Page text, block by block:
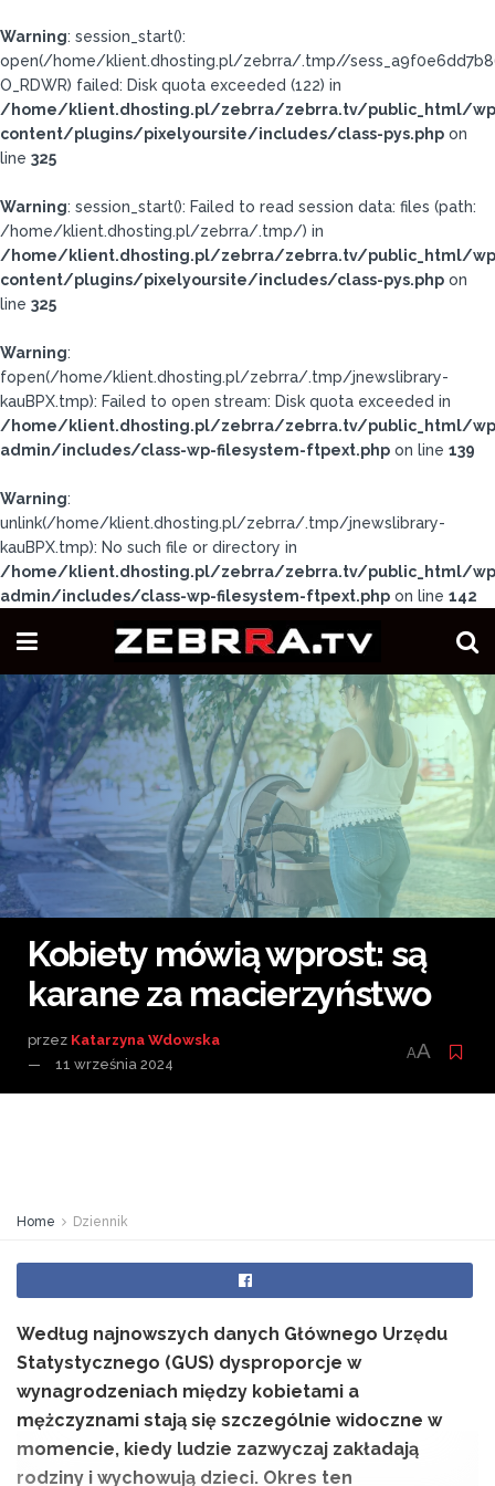
Warning: session_start():
open(/home/klient.dhosting.pl/zebrra/.tmp//
O_RDWR) failed: Disk quota exceeded (122) in
/home/klient.dhosting.pl/zebrra/zebrra.tv/public_html/
content/plugins/pixelyoursite/includes/class-pys.php on
line 325
Warning: session_start(): Failed to read session data: files (path:
/home/klient.dhosting.pl/zebrra/.tmp/) in
/home/klient.dhosting.pl/zebrra/zebrra.tv/public_html/
content/plugins/pixelyoursite/includes/class-pys.php on
line 325
Warning:
fopen(/home/klient.dhosting.pl/zebrra/.tmp/jnewslibrary-
kauBPX.tmp): Failed to open stream: Disk quota exceeded in
/home/klient.dhosting.pl/zebrra/zebrra.tv/public_html/
admin/includes/class-wp-filesystem-ftpext.php on line 139
Warning:
unlink(/home/klient.dhosting.pl/zebrra/.tmp/jnewslibrary-
kauBPX.tmp): No such file or directory in
/home/klient.dhosting.pl/zebrra/zebrra.tv/public_html/
admin/includes/class-wp-filesystem-ftpext.php on line 142
Kobiety mówią wprost: są
karane za macierzyństwo
przez Katarzyna Wdowska
11 września 2024
AA
Home Dziennik
Według najnowszych danych Głównego Urzędu
Statystycznego (GUS) dysproporcje w
wynagrodzeniach między kobietami a
mężczyznami stają się szczególnie widoczne w
momencie, kiedy ludzie zazwyczaj zakładają
rodziny i wychowują dzieci. Okres ten